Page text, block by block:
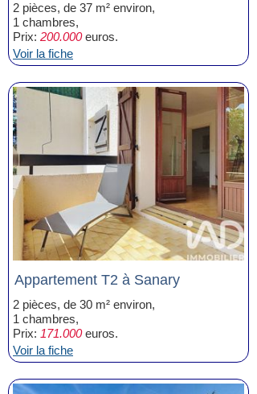
2 pièces, de 37 m² environ,
1 chambres,
Prix: 200.000euros.
Voir la fiche
Appartement T2 à Sanary
2 pièces, de 30 m² environ,
1 chambres,
Prix: 171.000euros.
Voir la fiche